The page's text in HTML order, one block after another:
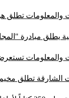
والمعلومات تطلق
يطلق مبادرة
والمعلومات
الشارقة تطلق